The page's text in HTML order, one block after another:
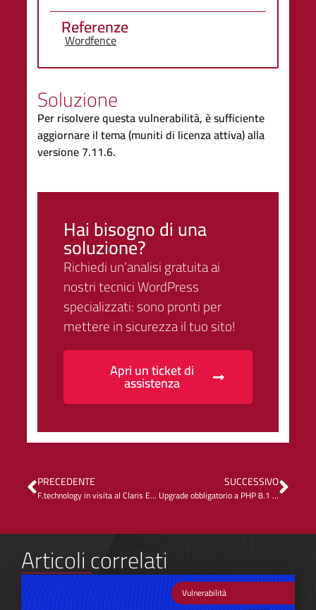
Referenze
Wordfence
Soluzione
Per risolvere questa vulnerabilità, è sufficiente
aggiornare il tema (muniti di licenza attiva) alla
versione 7.11.6.
Hai bisogno di una
soluzione?
Richiedi un’analisi gratuita ai
nostri tecnici WordPress
specializzati: sono pronti per
mettere in sicurezza il tuo sito!
Apri un ticket di
assistenza
PRECEDENTE
F.technology in visita al Claris Engage 2024
SUCCESSIVO
Upgrade obbligatorio a PHP 8.1 su Kinsta
Articoli correlati
Vulnerabilità